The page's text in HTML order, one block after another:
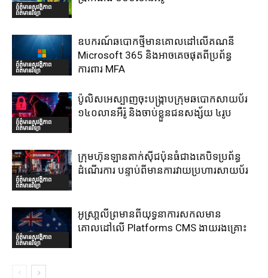
ព័ត៌មានសុវត្ថិភាព
ព័ត៌មានវិទ្យា
ព័ត៌មានសុវត្ថិភាព
ព័ត៌មានវិទ្យា
ឧបករណ៍ឆបោកថ្មីមានគោលដៅលើគណនី
Microsoft 365 និងអាចគេចផុតពីប្រព័ន្ធ
ការពារ MFA
ព័ត៌មានសុវត្ថិភាព
ព័ត៌មានវិទ្យា
ប៉ូលិសអេស្បាញចុះបង្រ្កាបក្រុមឆបោកសាយប័រ
១៤០លានអឺរ៉ូ និងចាប់ខ្លួនជនសង្ស័យ ៤រូប
ព័ត៌មានសុវត្ថិភាព
ព័ត៌មានវិទ្យា
ក្រុមហ៊ុនឡានតាក់ស៊ីជប៉ុនធំជាងគេបិទប្រព័ន្ធ
ដំណើរការ បន្ទាប់ពីមានការវាយប្រហារសាយប័រ
ព័ត៌មានសុវត្ថិភាព
ព័ត៌មានវិទ្យា
អូស្រា្តលីព្រមានពីយុទ្ធនាការសកលមាន
គោលដៅលើ Platforms CMS ងាយរងគ្រោះ